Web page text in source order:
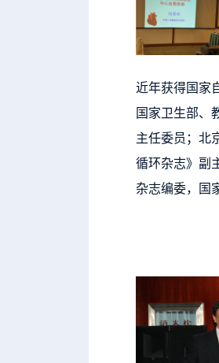
近年获得国家
国家卫生部、
主任委员；北
循环杂志》副
杂志编委，国